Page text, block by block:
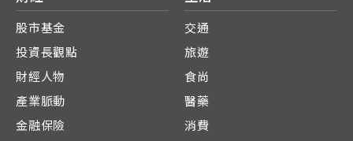
股市基金
投資長觀點
財經人物
產業脈動
金融保險
交通
旅遊
食尚
醫藥
消費